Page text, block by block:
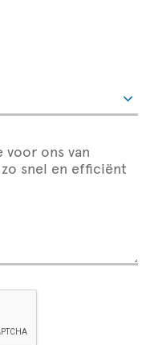
ons van
zo snel en efficiënt